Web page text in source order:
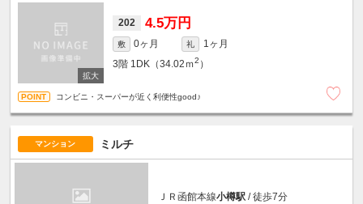
202 4.5万円
敷 0ヶ月 礼
1ヶ月
3階 1DK（34.02ｍ2 ）
コンビニ・スーパーが近く利便性good♪
マンション ミルチ
ＪＲ函館本線小樽駅 / 徒歩7分